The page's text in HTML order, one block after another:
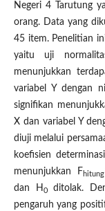
Negeri 4 Tarutung
orang. Data yang
45 item. Penelitian
yaitu uji
menunjukkan
variabel Y dengan
signifikan
X dan variabel Y
diuji melalui
koefisien
menunjukkan Fhitung
dan H 0ditolak.
pengaruh yang